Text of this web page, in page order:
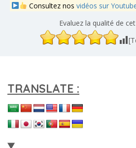
Consultez nos vidéos sur
Evaluez la qualité de
TRANSLATE :